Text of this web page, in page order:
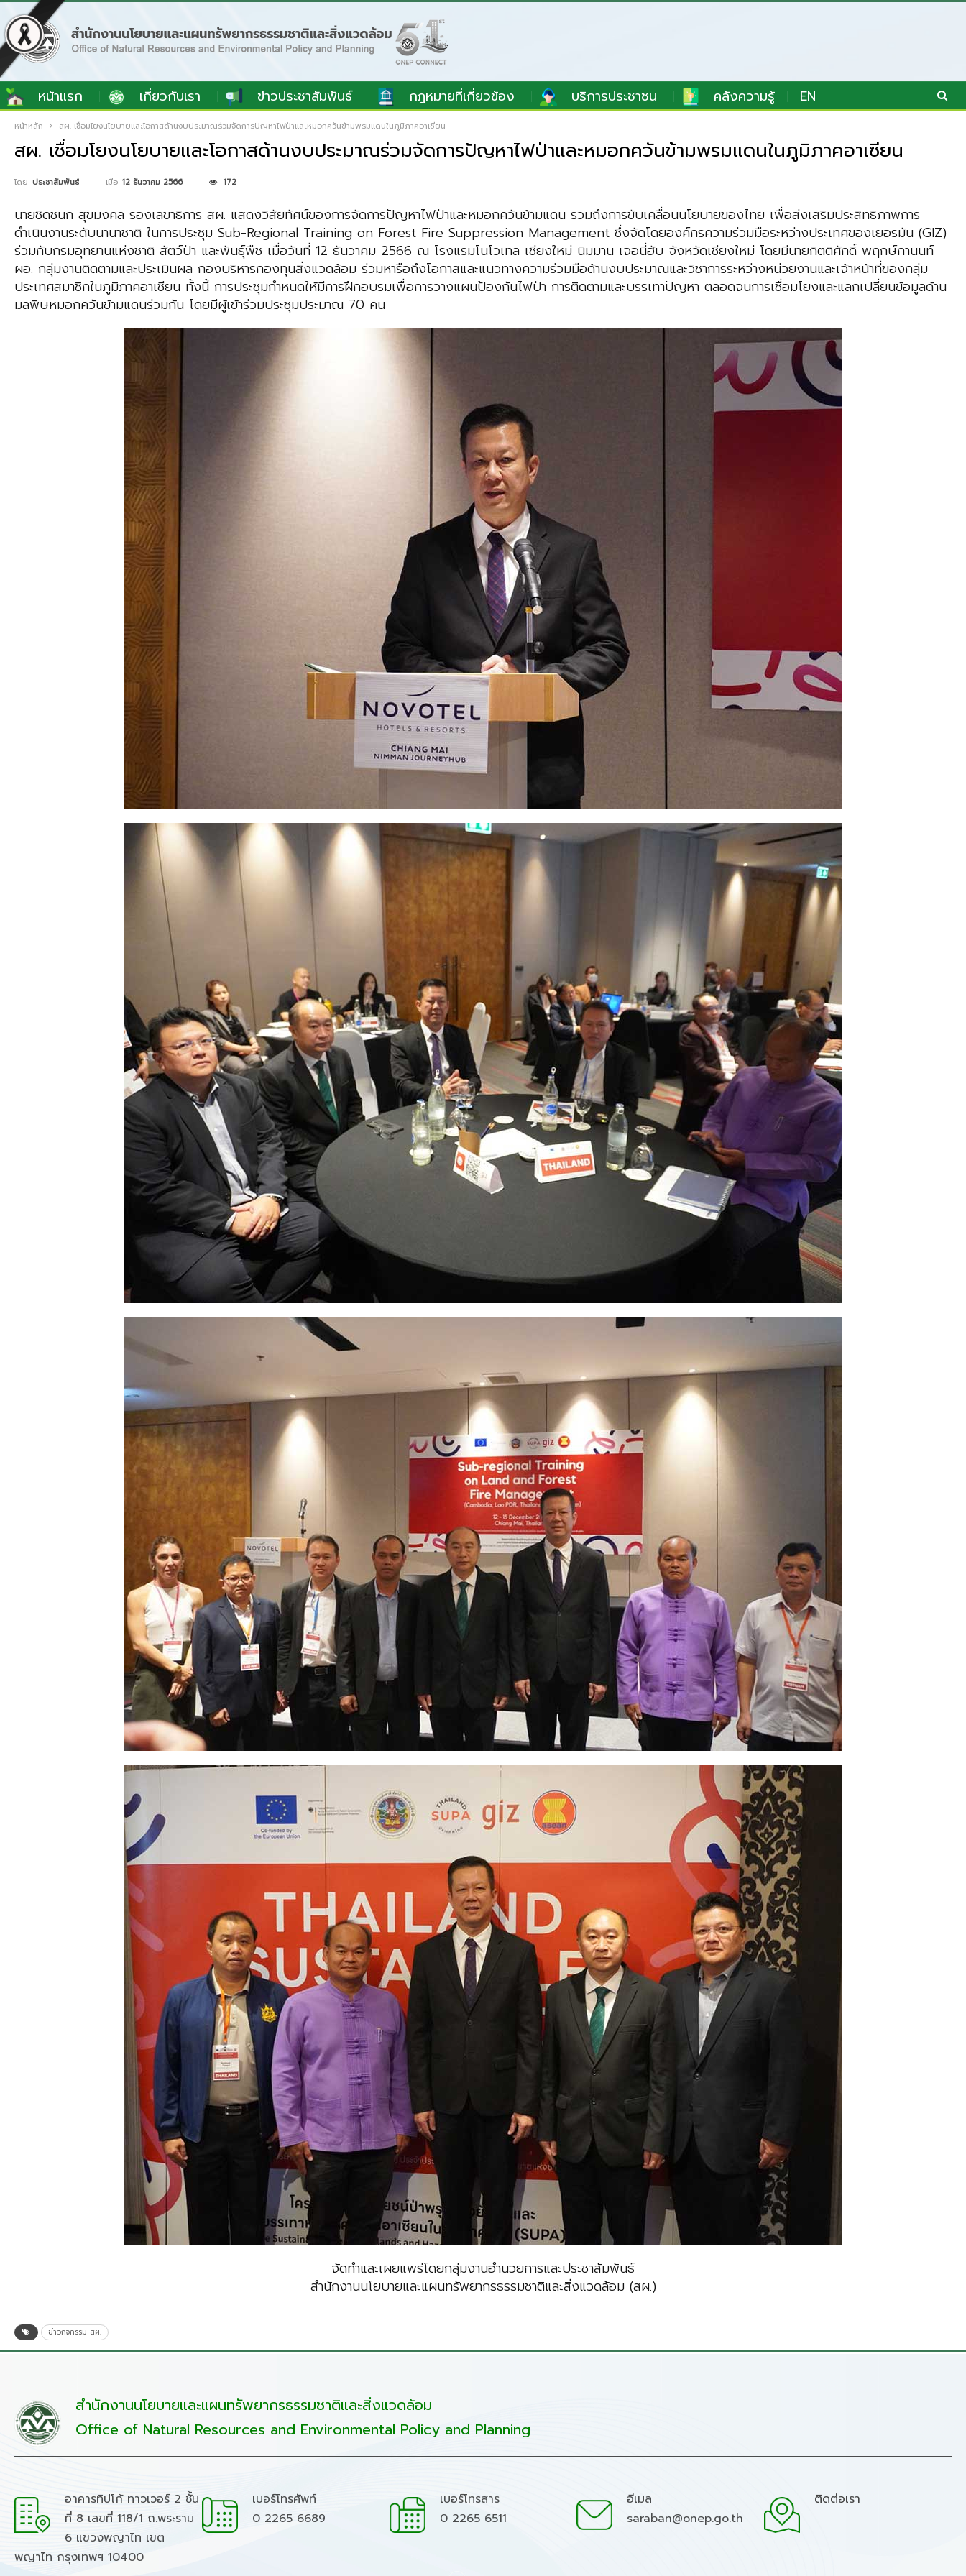
หน้าแรก เกี่ยวกับเรา ข่าวประชาสัมพันธ์ กฎหมายที่เกี่ยวข้อง บริการประชาชน คลังความรู้ EN
หน้าหลัก สผ. เชื่อมโยงนโยบายและโอกาสด้านงบประมาณร่วมจัดการปัญหาไฟป่าและหมอกควันข้ามพรมแดนในภูมิภาคอาเซียน
สผ. เชื่อมโยงนโยบายและโอกาสด้านงบประมาณร่วมจัดการปัญหาไฟป่าและหมอกควันข้ามพรมแดนในภูมิภาคอาเซียน
โดย ประชาสัมพันธ์ เมื่อ 12 ธันวาคม 2566 172
นายชิดชนก สุขมงคล รองเลขาธิการ สผ. แสดงวิสัยทัศน์ของการจัดการปัญหาไฟป่าและหมอกควันข้ามแดน รวมถึงการขับเคลื่อนนโยบายของไทย เพื่อส่งเสริมประสิทธิภาพการ
ดำเนินงานระดับนานาชาติ ในการประชุม Sub-Regional Training on Forest Fire Suppression Management ซึ่งจัดโดยองค์กรความร่วมมือระหว่างประเทศของเยอรมัน (GIZ)
ร่วมกับกรมอุทยานแห่งชาติ สัตว์ป่า และพันธุ์พืช เมื่อวันที่ 12 ธันวาคม 2566 ณ โรงแรมโนโวเทล เชียงใหม่ นิมมาน เจอนี่ฮับ จังหวัดเชียงใหม่ โดยมีนายกิตติศักดิ์ พฤกษ์กานนท์
ผอ. กลุ่มงานติดตามและประเมินผล กองบริหารกองทุนสิ่งแวดล้อม ร่วมหารือถึงโอกาสและแนวทางความร่วมมือด้านงบประมาณและวิชาการระหว่างหน่วยงานและเจ้าหน้าที่ของกลุ่ม
ประเทศสมาชิกในภูมิภาคอาเซียน ทั้งนี้ การประชุมกำหนดให้มีการฝึกอบรมเพื่อการวางแผนป้องกันไฟป่า การติดตามและบรรเทาปัญหา ตลอดจนการเชื่อมโยงและแลกเปลี่ยนข้อมูลด้าน
มลพิษหมอกควันข้ามแดนร่วมกัน โดยมีผู้เข้าร่วมประชุมประมาณ 70 คน
จัดทำและเผยแพร่โดยกลุ่มงานอำนวยการและประชาสัมพันธ์
สำนักงานนโยบายและแผนทรัพยากรธรรมชาติและสิ่งแวดล้อม (สผ.)
ข่าวกิจกรรม สผ.
สำนักงานนโยบายและแผนทรัพยากรธรรมชาติและสิ่งแวดล้อม
Office of Natural Resources and Environmental Policy and Planning
อาคารทิปโก้ ทาวเวอร์ 2 ชั้น
ที่ 8 เลขที่ 118/1 ถ.พระราม
6 แขวงพญาไท เขต
พญาไท กรุงเทพฯ 10400
เบอร์โทรศัพท์
0 2265 6689
เบอร์โทรสาร
0 2265 6511
อีเมล
saraban@onep.go.th
ติดต่อเรา